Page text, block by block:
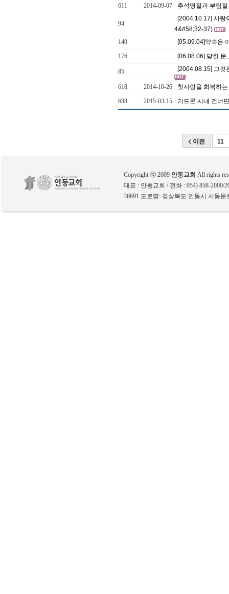
611
2014-09-07 추석명절과 부림절
94
[2004.10.17] 사랑
4&#58;32-37)
140
[05.09.04]약속은
176
[06.08.06] 닫힌
85 [2004.08.15] 그것
618 2014-10-26
첫사랑을 회복하
638
2015-03-15 기드론 시내 건너
이전 11
Copyright ⓒ 2009 안동교회 All rights
대표 : 안동교회 / 전화 : 054) 858-2000/
36691 도로명: 경상북도 안동시 서동